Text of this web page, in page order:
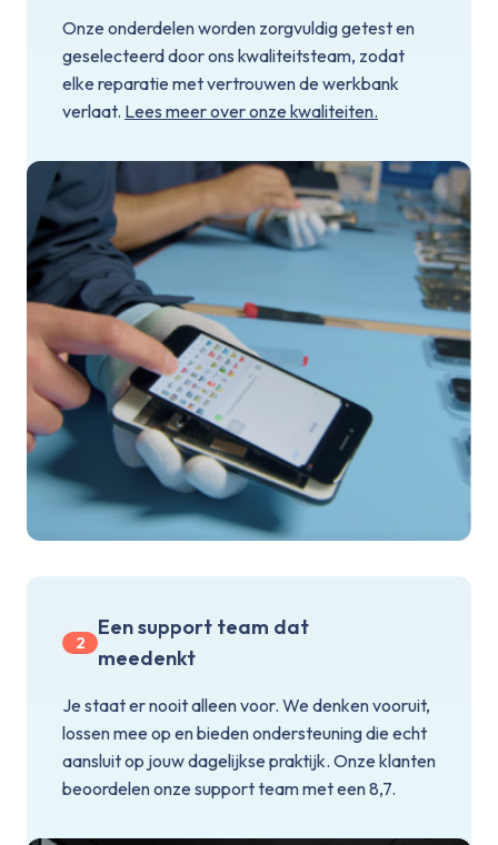
Onze onderdelen worden zorgvuldig getest en
geselecteerd door ons kwaliteitsteam, zodat
elke reparatie met vertrouwen de werkbank
verlaat. Lees meer over onze kwaliteiten.
2
Een support team dat
meedenkt
Je staat er nooit alleen voor. We denken vooruit,
lossen mee op en bieden ondersteuning die echt
aansluit op jouw dagelijkse praktijk. Onze klanten
beoordelen onze support team met een 8,7.